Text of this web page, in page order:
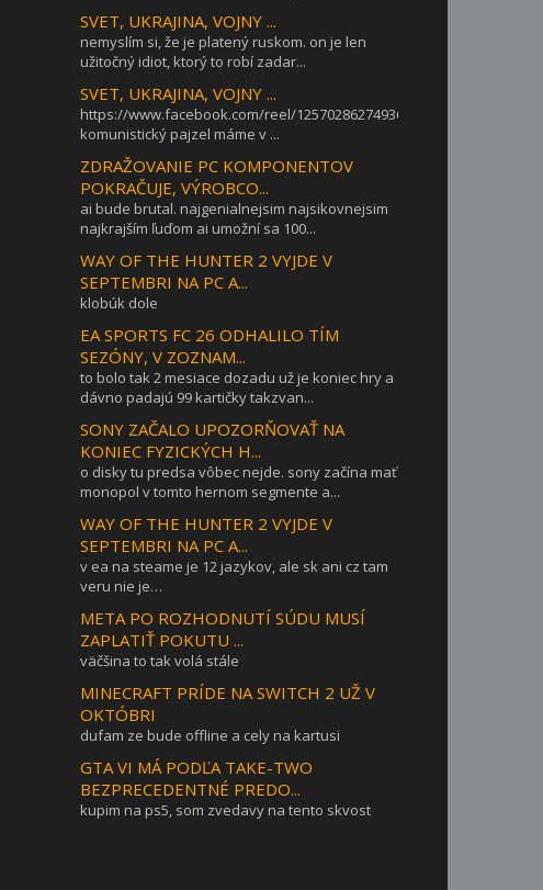
SVET, UKRAJINA, VOJNY ...
nemyslím si, že je platený ruskom. on je len
užitočný idiot, ktorý to robí zadar...
SVET, UKRAJINA, VOJNY ...
https://www.facebook.com/reel/1257028627493642takýto
komunistický pajzel máme v ...
ZDRAŽOVANIE PC KOMPONENTOV
POKRAČUJE, VÝROBCO...
ai bude brutal. najgenialnejsim najsikovnejsim
najkrajším ľuďom ai umožní sa 100...
WAY OF THE HUNTER 2 VYJDE V
SEPTEMBRI NA PC A...
klobúk dole
EA SPORTS FC 26 ODHALILO TÍM
SEZÓNY, V ZOZNAM...
to bolo tak 2 mesiace dozadu už je koniec hry a
dávno padajú 99 kartičky takzvan...
SONY ZAČALO UPOZORŇOVAŤ NA
KONIEC FYZICKÝCH H...
o disky tu predsa vôbec nejde. sony začína mať
monopol v tomto hernom segmente a...
WAY OF THE HUNTER 2 VYJDE V
SEPTEMBRI NA PC A...
v ea na steame je 12 jazykov, ale sk ani cz tam
veru nie je…
META PO ROZHODNUTÍ SÚDU MUSÍ
ZAPLATIŤ POKUTU ...
väčšina to tak volá stále
MINECRAFT PRÍDE NA SWITCH 2 UŽ V
OKTÓBRI
dufam ze bude offline a cely na kartusi
GTA VI MÁ PODĽA TAKE-TWO
BEZPRECEDENTNÉ PREDO...
kupim na ps5, som zvedavy na tento skvost